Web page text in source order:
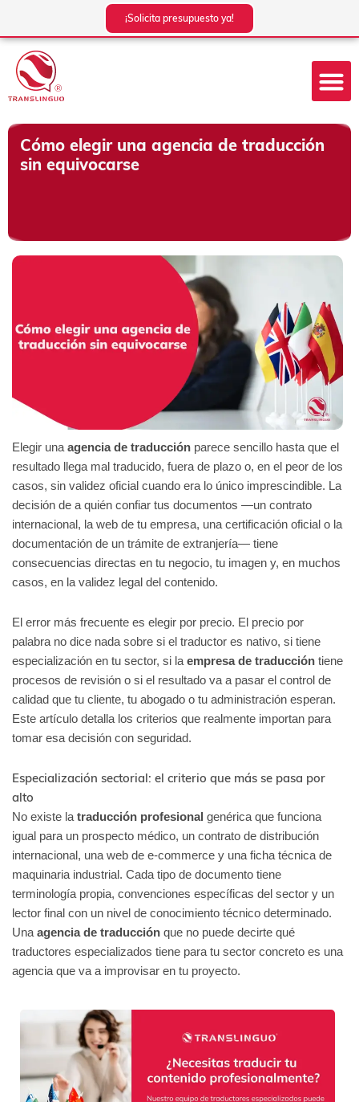
contenido
¡Solicita presupuesto ya!
Cómo elegir una agencia de traducción
sin equivocarse
Elegir una agencia de traducción parece sencillo hasta que el
resultado llega mal traducido, fuera de plazo o, en el peor de los
casos, sin validez oficial cuando era lo único imprescindible. La
decisión de a quién confiar tus documentos —un contrato
internacional, la web de tu empresa, una certificación oficial o la
documentación de un trámite de extranjería— tiene
consecuencias directas en tu negocio, tu imagen y, en muchos
casos, en la validez legal del contenido.
El error más frecuente es elegir por precio. El precio por
palabra no dice nada sobre si el traductor es nativo, si tiene
especialización en tu sector, si la empresa de traducción tiene
procesos de revisión o si el resultado va a pasar el control de
calidad que tu cliente, tu abogado o tu administración esperan.
Este artículo detalla los criterios que realmente importan para
tomar esa decisión con seguridad.
Especialización sectorial: el criterio que más se pasa por
alto
No existe la traducción profesional genérica que funciona
igual para un prospecto médico, un contrato de distribución
internacional, una web de e-commerce y una ficha técnica de
maquinaria industrial. Cada tipo de documento tiene
terminología propia, convenciones específicas del sector y un
lector final con un nivel de conocimiento técnico determinado.
Una agencia de traducción que no puede decirte qué
traductores especializados tiene para tu sector concreto es una
agencia que va a improvisar en tu proyecto.